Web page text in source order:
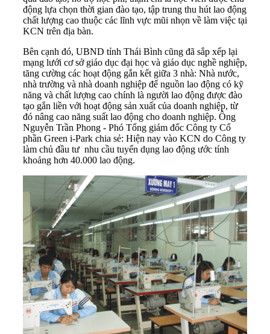
động lựa chọn thời gian đào tạo, tập trung thu hút lao động
chất lượng cao thuộc các lĩnh vực mũi nhọn về làm việc tại
KCN trên địa bàn.
Bên cạnh đó, UBND tỉnh Thái Bình cũng đã sắp xếp lại
mạng lưới cơ sở giáo dục đại học và giáo dục nghề nghiệp,
tăng cường các hoạt động gắn kết giữa 3 nhà: Nhà nước,
nhà trường và nhà doanh nghiệp để nguồn lao động có kỹ
năng và chất lượng cao chính là người lao động được đào
tạo gắn liền với hoạt động sản xuất của doanh nghiệp, từ
đó nâng cao năng suất lao động cho doanh nghiệp. Ông
Nguyễn Trần Phong - Phó Tổng giám đốc Công ty Cổ
phần Green i-Park chia sẻ: Hiện nay vào KCN do Công ty
làm chủ đầu tư nhu cầu tuyển dụng lao động ước tính
khoảng hơn 40.000 lao động.